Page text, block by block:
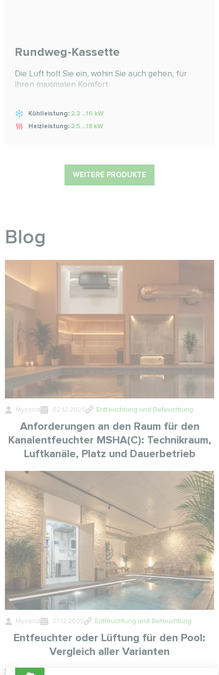
Rundweg-Kassette
Die Luft holt Sie ein, wohin Sie auch gehen, für
Ihren maximalen Komfort
Kühlleistung: 2.2 ...16 kW
Heizleistung: 2.5 ...18 kW
WEITERE PRODUKTE
Blog
Mycond 02.12.2025 Entfeuchtung und Befeuchtung
Anforderungen an den Raum für den
Kanalentfeuchter MSHA(C): Technikraum,
Luftkanäle, Platz und Dauerbetrieb
Mycond 01.12.2025 Entfeuchtung und Befeuchtung
Entfeuchter oder Lüftung für den Pool:
Vergleich aller Varianten